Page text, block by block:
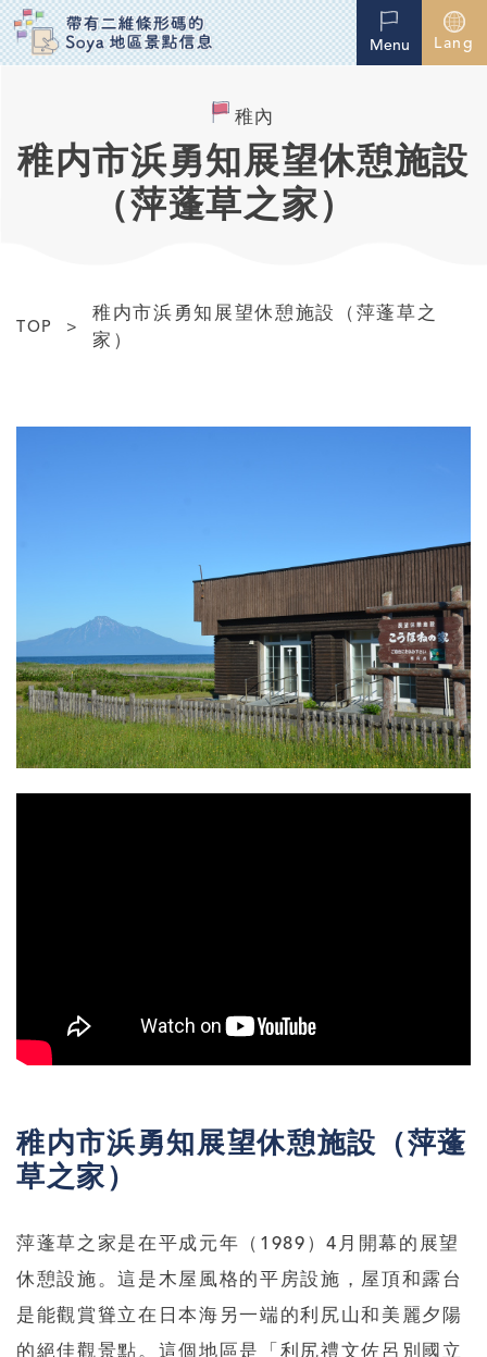
Menu Lang
稚內
稚内市浜勇知展望休憩施設
（萍蓬草之家）
TOP
稚内市浜勇知展望休憩施設（萍蓬草之
家）
稚内市浜勇知展望休憩施設（萍蓬
草之家）
萍蓬草之家是在平成元年（1989）4月開幕的展望
休憩設施。這是木屋風格的平房設施，屋頂和露台
是能觀賞聳立在日本海另一端的利尻山和美麗夕陽
的絕佳觀景點。這個地區是「利尻禮文佐呂別國立